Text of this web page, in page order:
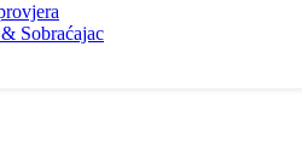
Sobraćajac